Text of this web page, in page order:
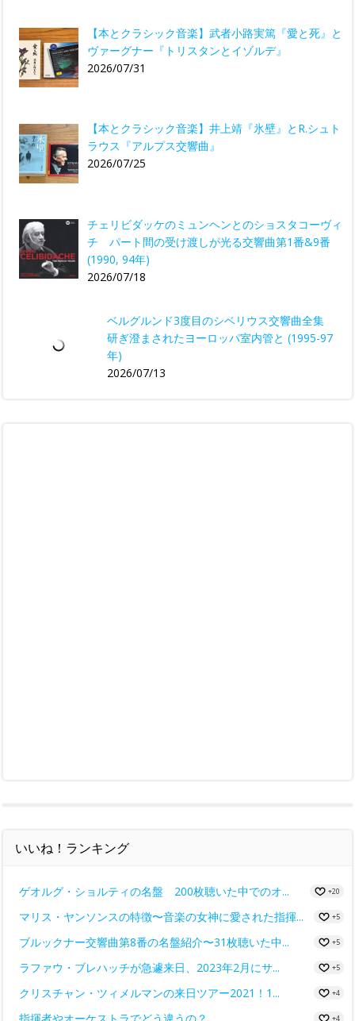
【本とクラシック音楽】武者小路実篤『愛と死』と
ヴァーグナー『トリスタンとイゾルデ』
2026/07/31
【本とクラシック音楽】井上靖『氷壁』とR.シュト
ラウス『アルプス交響曲』
2026/07/25
チェリビダッケのミュンヘンとのショスタコーヴィ
チ パート間の受け渡しが光る交響曲第1番&9番
(1990, 94年)
2026/07/18
ベルグルンド3度目のシベリウス交響曲全集
研ぎ澄まされたヨーロッパ室内管と (1995-97
年)
2026/07/13
いいね！ランキング
ゲオルグ・ショルティの名盤 200枚聴いた中でのオ... +20
マリス・ヤンソンスの特徴〜音楽の女神に愛された指揮... +5
ブルックナー交響曲第8番の名盤紹介〜31枚聴いた中... +5
ラファウ・ブレハッチが急遽来日、2023年2月にサ... +5
クリスチャン・ツィメルマンの来日ツアー2021！1... +4
+4